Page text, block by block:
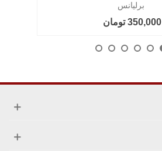
برلیانس
350,000 تومان